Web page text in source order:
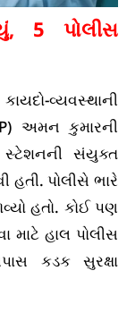
5 પોલીસ
વ્યવસ્થાની
અમન કુમારની
સંયુક્ત
હતી. પોલીસે ભારે
હતો. કોઈ પણ
માટે હાલ પોલીસ
કડક સુરક્ષા